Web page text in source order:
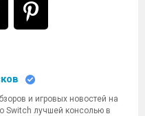
и игровых новостей на
Switch лучшей консолью в